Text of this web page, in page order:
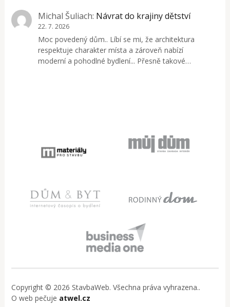
Michal Šuliach: Návrat do krajiny dětství
22. 7. 2026
Moc povedený dům.. Líbí se mi, že architektura
respektuje charakter místa a zároveň nabízí
moderní a pohodlné bydlení... Přesně takové…
Copyright © 2026 StavbaWeb. Všechna práva vyhrazena..
O web pečuje atwel.cz